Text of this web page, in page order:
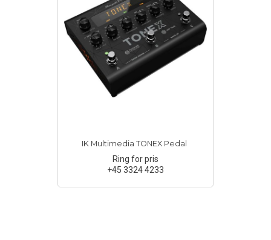
IK Multimedia TONEX Pedal
Ring for pris
+45 3324 4233